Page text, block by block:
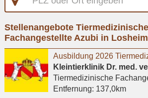
oder
eingeben
Stellenangebote Tiermedizinische
Fachangestellte Azubi in
Tiermedizinische
Entfernung: 137,0km